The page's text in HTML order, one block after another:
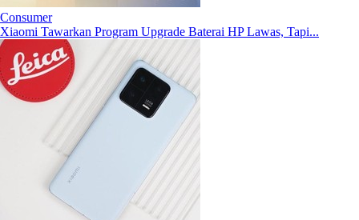
Consumer
Xiaomi Tawarkan Program Upgrade Baterai HP Lawas, Tapi...